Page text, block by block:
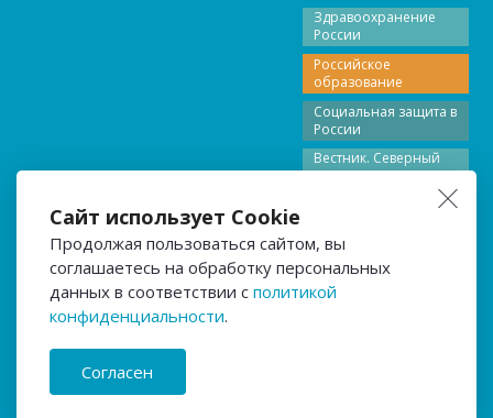
Здравоохранение
России
Российское
образование
Социальная защита в
России
Вестник. Северный
Кавказ
Запада
журнал «Нация»
Любое использование материалов допускается только с согласия
редакции.
Политика конфиденциальности
Сайт использует Cookie
Продолжая пользоваться сайтом, вы
соглашаетесь на обработку персональных
данных в соответствии с политикой
конфиденциальности.
Согласен